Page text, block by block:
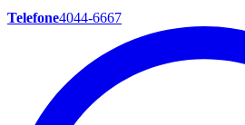
Telefone4044-6667